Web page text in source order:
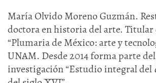
María Olvido Moreno Guzmán.
doctora en historia del arte.
“Plumaria de México: arte y
UNAM. Desde 2014 forma parte
investigación “Estudio integral del